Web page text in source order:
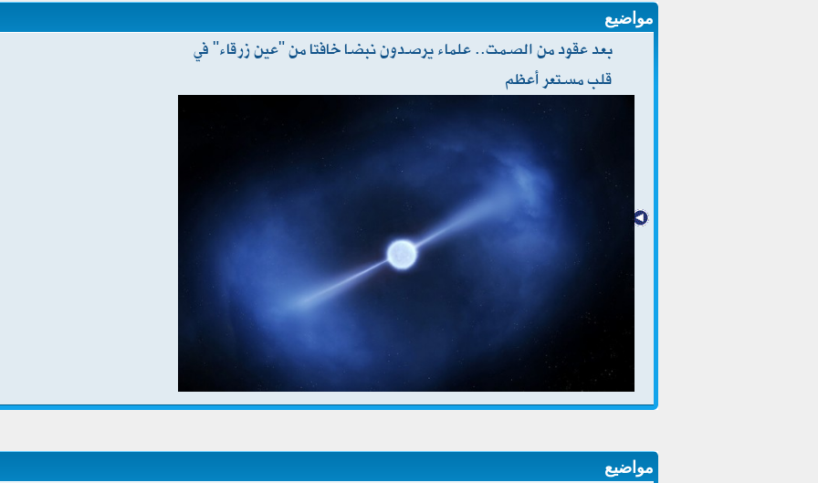
مواضيع
بعد عقود من الصمت.. علماء يرصدون نبضا خافتا من "عين زرقاء" في
قلب مستعر أعظم
مواضيع